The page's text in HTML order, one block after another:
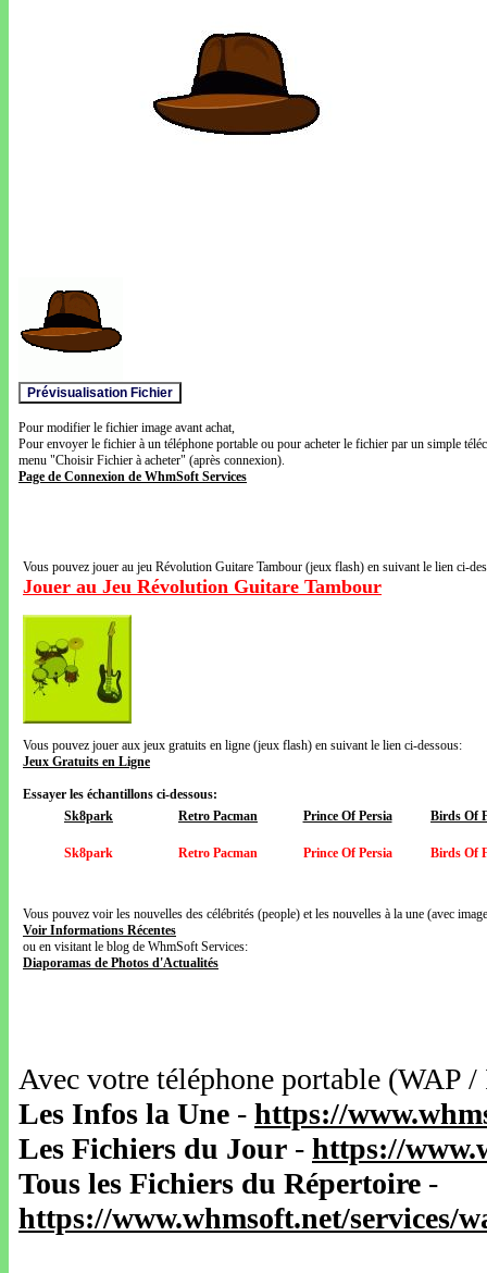
Pour modifier le fichier image avant achat,
Pour envoyer le fichier à un téléphone portable ou pour acheter le fichier par un simple
menu "Choisir Fichier à acheter" (après connexion).
Page de Connexion de WhmSoft Services
Vous pouvez jouer au jeu Révolution Guitare Tambour (jeux flash) en suivant le lien ci-
Jouer au Jeu Révolution Guitare Tambour
Vous pouvez jouer aux jeux gratuits en ligne (jeux flash) en suivant le lien ci-dessous:
Jeux Gratuits en Ligne
Essayer les échantillons ci-dessous:
Sk8park
Retro Pacman Prince Of Persia Birds Of
Sk8park Retro Pacman Prince Of Persia Birds Of
Vous pouvez voir les nouvelles des célébrités (people) et les nouvelles à la une (avec
Voir Informations Récentes
ou en visitant le blog de WhmSoft Services:
Diaporamas de Photos d'Actualités
Avec votre téléphone portable
Les Infos la Une - https://
Les Fichiers du Jour - https://
Tous les Fichiers du Répertoire -
https://www.whmsoft.net/services/